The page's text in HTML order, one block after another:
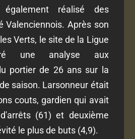
réalisé des
Valenciennois. Après son
Verts, le site de la Ligue
une analyse aux
portier de 26 ans sur la
saison. Larsonneur était
couts, gardien qui avait
(61) et deuxième
le plus de buts (4,9).